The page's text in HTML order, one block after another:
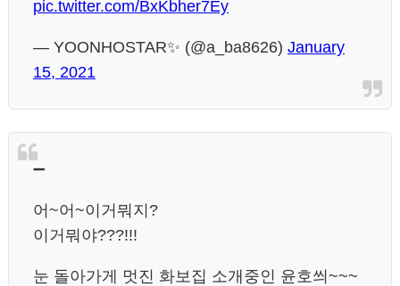
pic.twitter.com/BxKbher7Ey
— YOONHOSTAR✨ (@a_ba8626) January
15, 2021
➖
어~어~이거뭐지?
이거뭐야???!!!
눈 돌아가게 멋진 화보집 소개중인 윤호씌~~~